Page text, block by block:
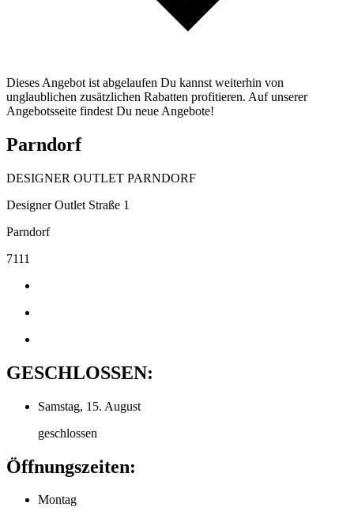
Dieses Angebot ist abgelaufen Du kannst weiterhin von
unglaublichen zusätzlichen Rabatten profitieren. Auf unserer
Angebotsseite findest Du neue Angebote!
Parndorf
DESIGNER OUTLET PARNDORF
Designer Outlet Straße 1
Parndorf
7111
GESCHLOSSEN:
Samstag, 15. August
geschlossen
Öffnungszeiten:
Montag